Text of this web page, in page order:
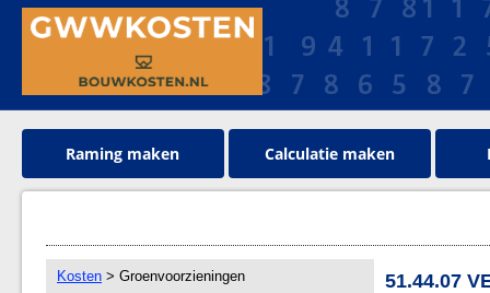
Raming maken Calculatie maken
Kosten > Groenvoorzieningen
51.44.07